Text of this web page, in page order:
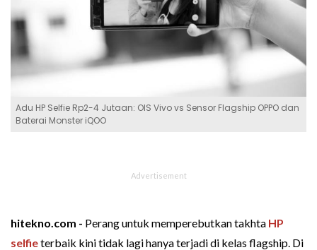
Adu HP Selfie Rp2-4 Jutaan: OIS Vivo vs Sensor Flagship OPPO dan
Baterai Monster iQOO
hitekno.com - Perang untuk memperebutkan takhta HP
selfieterbaik kini tidak lagi hanya terjadi di kelas flagship. Di